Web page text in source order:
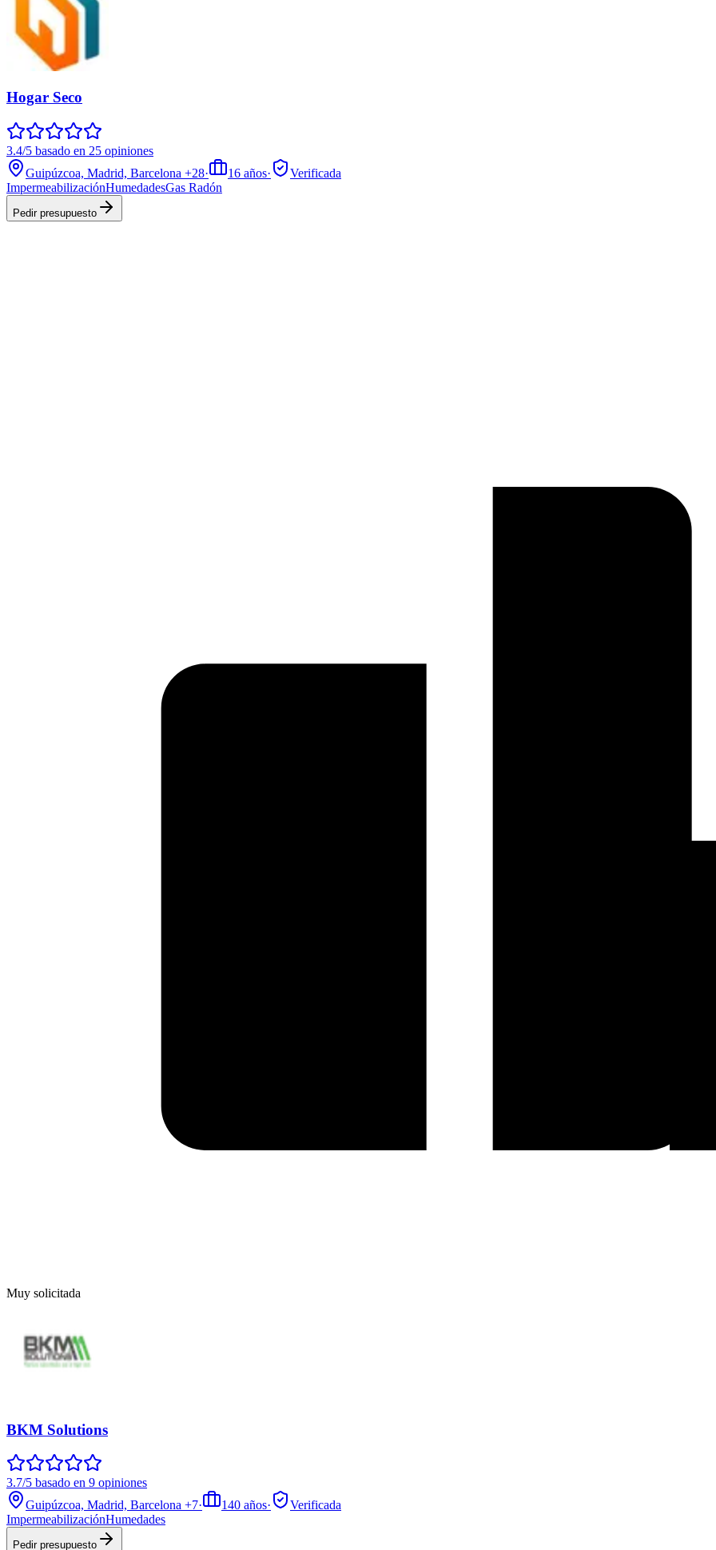
Hogar Seco
3.4/5 basado en 25 opiniones
Guipúzcoa, Madrid, Barcelona +28· 16 años·
Verificada
ImpermeabilizaciónHumedadesGas Radón
Pedir presupuesto
Muy solicitada
BKM Solutions
3.7/5 basado en 9 opiniones
Guipúzcoa, Madrid, Barcelona +7· 140 años·
Verificada
ImpermeabilizaciónHumedades
Pedir presupuesto